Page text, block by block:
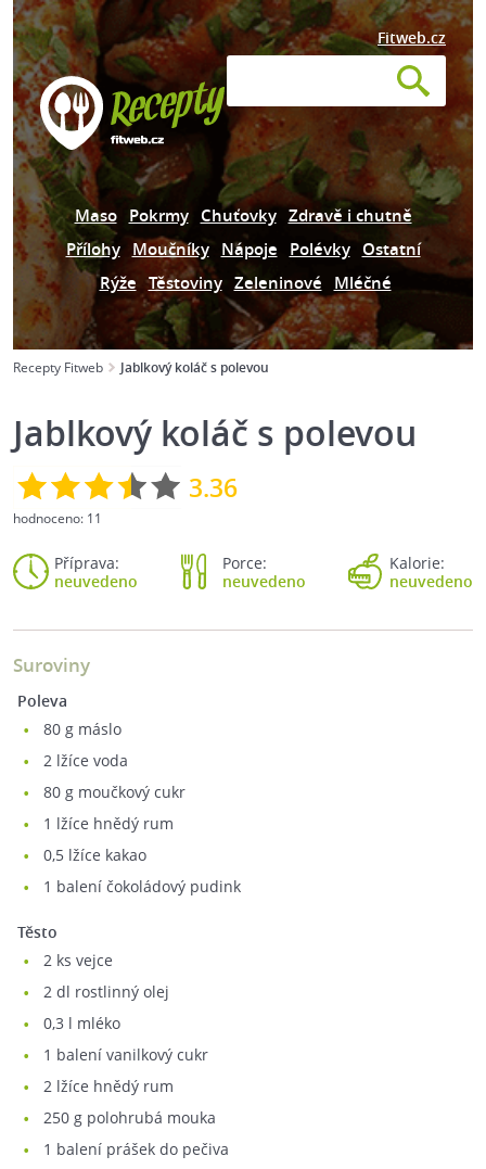
Fitweb.cz
Maso Pokrmy Chuťovky Zdravě i chutně
Přílohy Moučníky Nápoje Polévky Ostatní
Rýže Těstoviny Zeleninové Mléčné
Recepty Fitweb Jablkový koláč s polevou
Jablkový koláč s polevou
3.36
hodnoceno: 11
Příprava:
neuvedeno
Porce:
neuvedeno
Kalorie:
neuvedeno
Suroviny
Poleva
80 g máslo
2 lžíce voda
80 g moučkový cukr
1 lžíce hnědý rum
0,5 lžíce kakao
1 balení čokoládový pudink
Těsto
2 ks vejce
2 dl rostlinný olej
0,3 l mléko
1 balení vanilkový cukr
2 lžíce hnědý rum
250 g polohrubá mouka
1 balení prášek do pečiva